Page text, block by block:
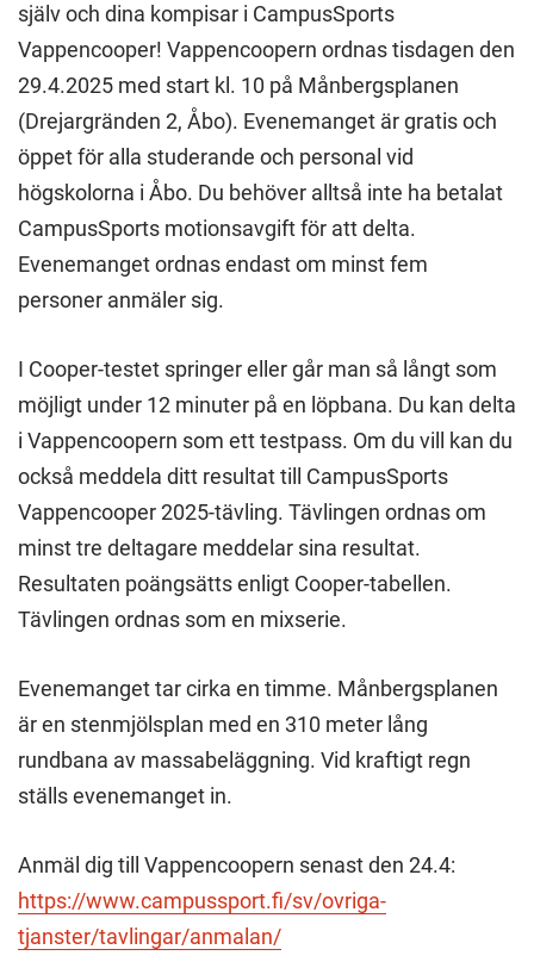
själv och dina kompisar i CampusSports
Vappencooper! Vappencoopern ordnas tisdagen den
29.4.2025 med start kl. 10 på Månbergsplanen
(Drejargränden 2, Åbo). Evenemanget är gratis och
öppet för alla studerande och personal vid
högskolorna i Åbo. Du behöver alltså inte ha betalat
CampusSports motionsavgift för att delta.
Evenemanget ordnas endast om minst fem
personer anmäler sig.
I Cooper-testet springer eller går man så långt som
möjligt under 12 minuter på en löpbana. Du kan delta
i Vappencoopern som ett testpass. Om du vill kan du
också meddela ditt resultat till CampusSports
Vappencooper 2025-tävling. Tävlingen ordnas om
minst tre deltagare meddelar sina resultat.
Resultaten poängsätts enligt Cooper-tabellen.
Tävlingen ordnas som en mixserie.
Evenemanget tar cirka en timme. Månbergsplanen
är en stenmjölsplan med en 310 meter lång
rundbana av massabeläggning. Vid kraftigt regn
ställs evenemanget in.
Anmäl dig till Vappencoopern senast den 24.4:
https://www.campussport.fi/sv/ovriga-
tjanster/tavlingar/anmalan/